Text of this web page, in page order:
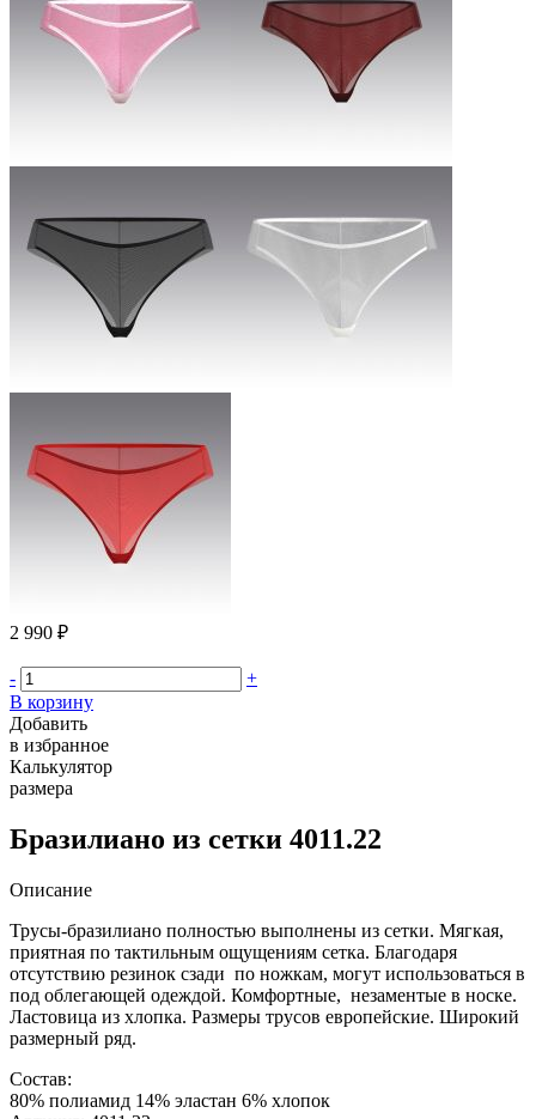
2 990 ₽
-
+
В корзину
Добавить
в избранное
Калькулятор
размера
Бразилиано из сетки 4011.22
Описание
Трусы-бразилиано полностью выполнены из сетки. Мягкая,
приятная по тактильным ощущениям сетка. Благодаря
отсутствию резинок сзади по ножкам, могут использоваться в
под облегающей одеждой. Комфортные, незаментые в носке.
Ластовица из хлопка. Размеры трусов европейские. Широкий
размерный ряд.
Состав:
80% полиамид 14% эластан 6% хлопок